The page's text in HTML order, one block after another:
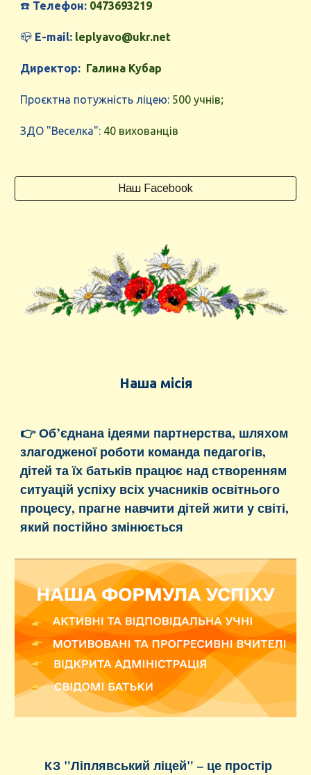
☎️ Телефон: 0473693219
📪 E-mail: leplyavo@ukr.net
Директор: Галина Кубар
Проєктна потужність ліцею: 500 учнів;
ЗДО "Веселка": 40 вихованців
Наш Facebook
Наша місія
👉 Об’єднана ідеями партнерства, шляхом
злагодженої роботи команда педагогів,
дітей та їх батьків працює над створенням
ситуацій успіху всіх учасників освітнього
процесу, прагне навчити дітей жити у світі,
який постійно змінюється
КЗ "Ліплявський ліцей" – це простір